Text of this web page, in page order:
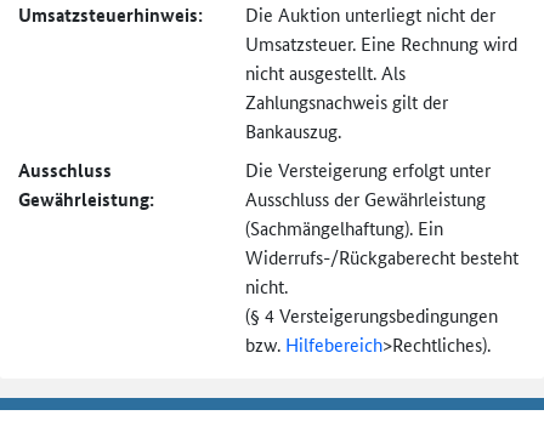
Umsatzsteuer­hinweis:
Die Auktion unterliegt nicht der
Umsatzsteuer. Eine Rechnung wird
nicht ausgestellt. Als
Zahlungsnachweis gilt der
Bankauszug.
Ausschluss
Gewährleistung:
Die Versteigerung erfolgt unter
Ausschluss der Gewährleistung
(Sachmängel­haftung). Ein
Widerrufs-/Rückgaberecht besteht
nicht.
(§ 4 Versteigerungs­bedingungen
bzw. Hilfebereich>Rechtliches).